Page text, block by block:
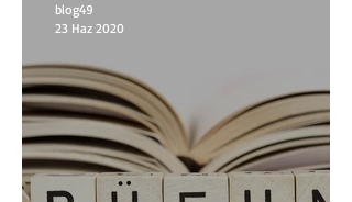
blog49
23 Haz 2020